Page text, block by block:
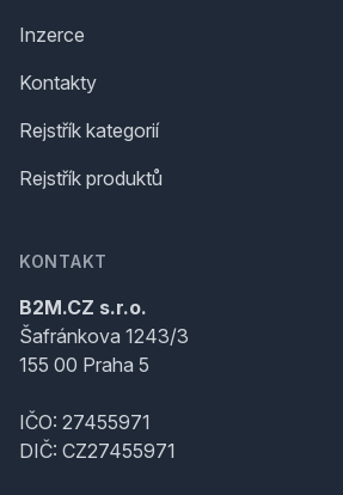
Inzerce
Kontakty
Rejstřík kategorií
Rejstřík produktů
KONTAKT
B2M.CZ s.r.o.
Šafránkova 1243/3
155 00 Praha 5
IČO: 27455971
DIČ: CZ27455971